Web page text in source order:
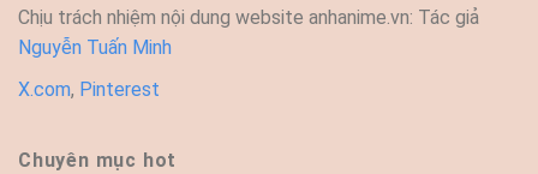
Chịu trách nhiệm nội dung website anhanime.vn: Tác giả
Nguyễn Tuấn Minh
X.com, Pinterest
Chuyên mục hot